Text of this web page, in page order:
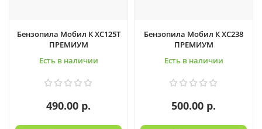
Бензопила Мобил К XC125Т
ПРЕМИУМ
Есть в наличии
490.00 р.
Бензопила Мобил К XC238
ПРЕМИУМ
Есть в наличии
500.00 р.